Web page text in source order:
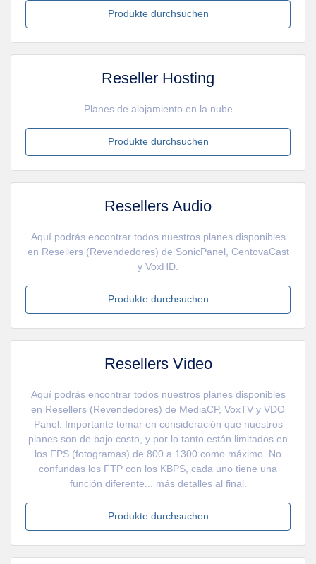
Produkte durchsuchen
Reseller Hosting
Planes de alojamiento en la nube
Produkte durchsuchen
Resellers Audio
Aquí podrás encontrar todos nuestros planes disponibles
en Resellers (Revendedores) de SonicPanel, CentovaCast
y VoxHD.
Produkte durchsuchen
Resellers Video
Aquí podrás encontrar todos nuestros planes disponibles
en Resellers (Revendedores) de MediaCP, VoxTV y VDO
Panel. Importante tomar en consideración que nuestros
planes son de bajo costo, y por lo tanto están limitados en
los FPS (fotogramas) de 800 a 1300 como máximo. No
confundas los FTP con los KBPS, cada uno tiene una
función diferente... más detalles al final.
Produkte durchsuchen